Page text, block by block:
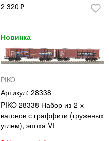
2 320
PIKO
28338
PIKO 28338 Набор из 2-х
вагонов с граффити (груженых
углем), эпоха VI